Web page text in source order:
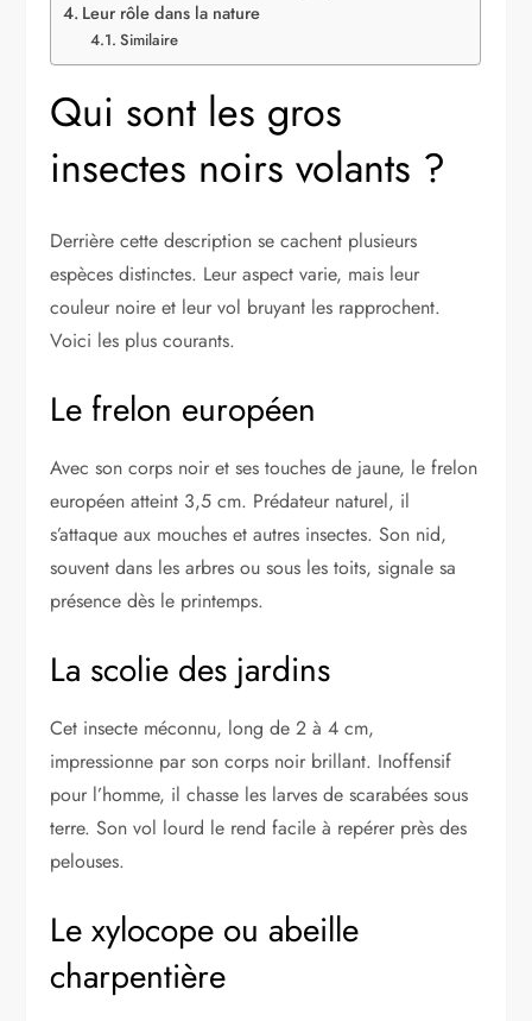
Leur rôle dans la nature
Similaire
Qui sont les gros
insectes noirs volants ?
Derrière cette description se cachent plusieurs
espèces distinctes. Leur aspect varie, mais leur
couleur noire et leur vol bruyant les rapprochent.
Voici les plus courants.
Le frelon européen
Avec son corps noir et ses touches de jaune, le frelon
européen atteint 3,5 cm. Prédateur naturel, il
s’attaque aux mouches et autres insectes. Son nid,
souvent dans les arbres ou sous les toits, signale sa
présence dès le printemps.
La scolie des jardins
Cet insecte méconnu, long de 2 à 4 cm,
impressionne par son corps noir brillant. Inoffensif
pour l’homme, il chasse les larves de scarabées sous
terre. Son vol lourd le rend facile à repérer près des
pelouses.
Le xylocope ou abeille
charpentière